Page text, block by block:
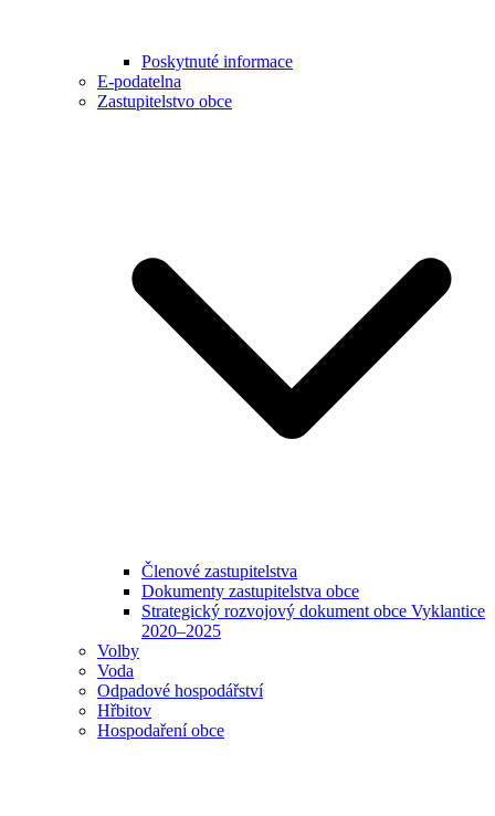
Poskytnuté informace
E-podatelna
Zastupitelstvo obce
Členové zastupitelstva
Dokumenty zastupitelstva obce
Strategický rozvojový dokument obce Vyklantice
2020–2025
Volby
Voda
Odpadové hospodářství
Hřbitov
Hospodaření obce